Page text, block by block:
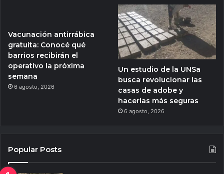
Vacunación antirrábica
gratuita: Conocé qué
barrios recibirán el
operativo la próxima
semana
6 agosto, 2026
Un estudio de la UNSa
busca revolucionar las
casas de adobe y
hacerlas más seguras
6 agosto, 2026
Popular Posts